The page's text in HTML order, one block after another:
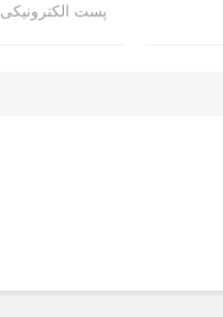
پست الکترونیکی